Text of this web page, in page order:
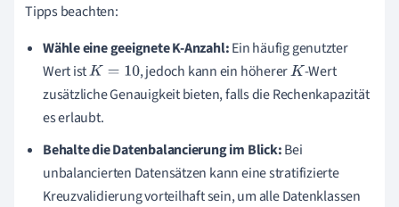
Tipps beachten:
Wähle eine geeignete K-Anzahl:Ein häufig genutzter
Wert istK= 10 , jedoch kann ein höhererK -Wert
zusätzliche Genauigkeit bieten, falls die Rechenkapazität
es erlaubt.
Behalte die Datenbalancierung im Blick:Bei
unbalancierten Datensätzen kann eine stratifizierte
Kreuzvalidierung vorteilhaft sein, um alle Datenklassen